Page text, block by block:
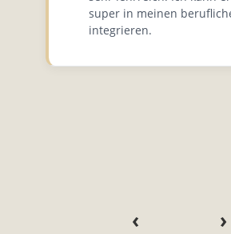
super in meinen
integrieren.
‹ ›